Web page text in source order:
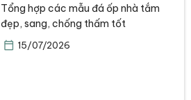
Tổng hợp các mẫu đá ốp nhà tắm
đẹp, sang, chống thấm tốt
15/07/2026